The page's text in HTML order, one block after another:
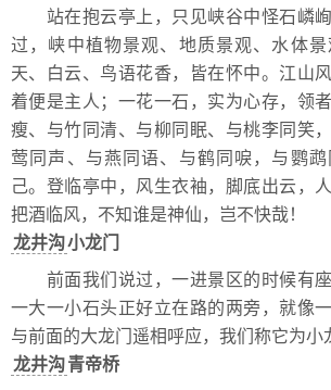
站在抱云亭上，只见峡谷中怪石嶙峋
过，峡中植物景观、地质景观、水体
天、白云、鸟语花香，皆在怀中。江山
着便是主人；一花一石，实为心存，领
瘦、与竹同清、与柳同眠、与桃李同笑
莺同声、与燕同语、与鹤同唳，与鹦
己。登临亭中，风生衣袖，脚底出云，
把酒临风，不知谁是神仙，岂不快哉！
龙井沟小龙门
前面我们说过，一进景区的时候有座
一大一小石头正好立在路的两旁，就像
与前面的大龙门遥相呼应，我们称它为小
龙井沟青帝桥